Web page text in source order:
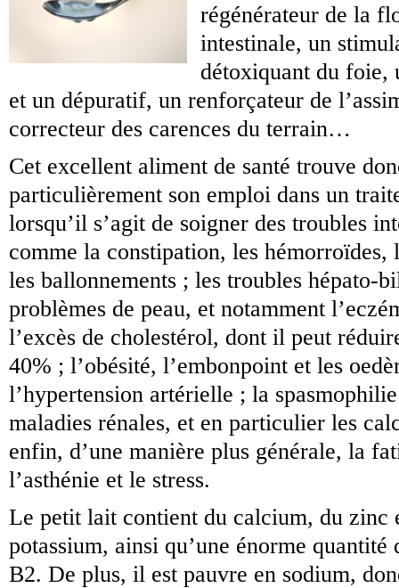
régénérateur de la
intestinale, un
détoxiquant du foie,
et un dépuratif, un renforçateur de
correcteur des carences du terrain…
Cet excellent aliment de santé trouve
particulièrement son emploi dans un
lorsqu’il s’agit de soigner des troubles
comme la constipation, les hémorroïdes,
les ballonnements ; les troubles hépato-
problèmes de peau, et notamment
l’excès de cholestérol, dont il peut
40% ; l’obésité, l’embonpoint et les
l’hypertension artérielle ; la
maladies rénales, et en particulier les
enfin, d’une manière plus générale, la
l’asthénie et le stress.
Le petit lait contient du calcium, du zinc
potassium, ainsi qu’une énorme quantité
B2. De plus, il est pauvre en sodium,